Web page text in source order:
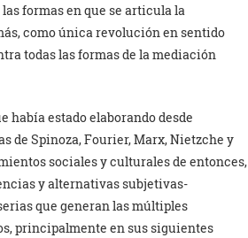
formas en que se articula la
como única revolución en sentido
todas las formas de la mediación
había estado elaborando desde
de Spinoza, Fourier, Marx, Nietzche y
sociales y culturales de entonces,
y alternativas subjetivas-
que generan las múltiples
principalmente en sus siguientes